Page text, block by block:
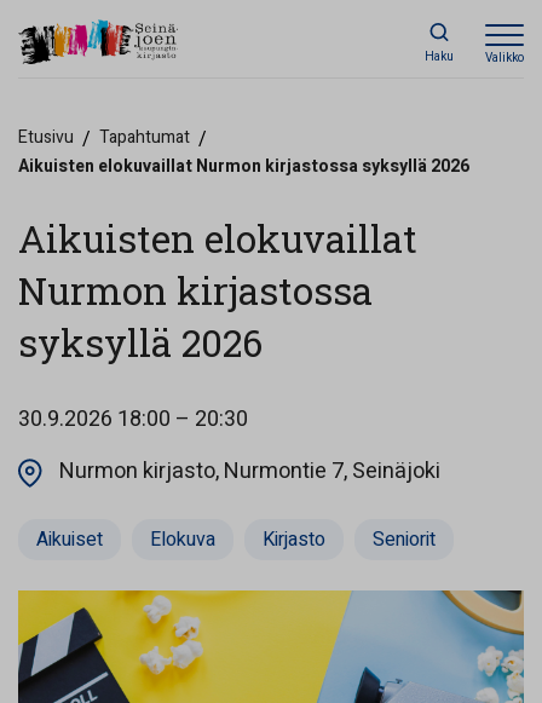
Haku Valikko
Etusivu / Tapahtumat /
Aikuisten elokuvaillat Nurmon kirjastossa syksyllä 2026
Aikuisten elokuvaillat
Nurmon kirjastossa
syksyllä 2026
30.9.2026 18:00 – 20:30
Nurmon kirjasto, Nurmontie 7, Seinäjoki
Aikuiset Elokuva Kirjasto Seniorit